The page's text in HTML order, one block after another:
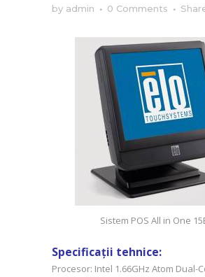
by admin 0 Comments
Sistem POS All in One
Specificații tehnice:
Procesor: Intel 1.66GHz Atom Dual-